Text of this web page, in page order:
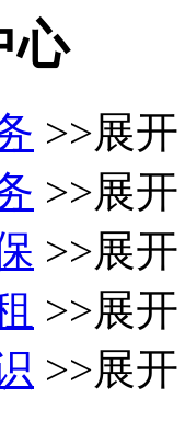
心
>>展开
>>展开
>>展开
>>展开
>>展开